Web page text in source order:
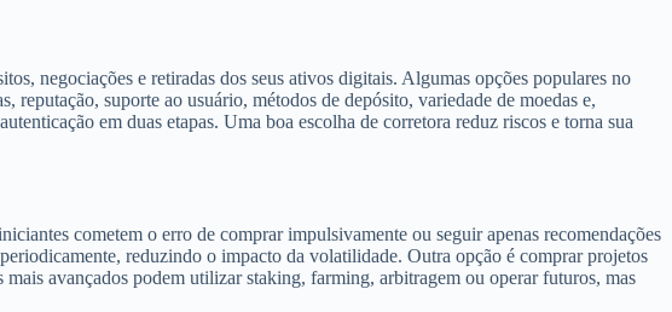
negociações e retiradas dos seus ativos digitais. Algumas opções populares no
suporte ao usuário, métodos de depósito, variedade de moedas e,
em duas etapas. Uma boa escolha de corretora reduz riscos e torna sua
cometem o erro de comprar impulsivamente ou seguir apenas recomendações
reduzindo o impacto da volatilidade. Outra opção é comprar projetos
avançados podem utilizar staking, farming, arbitragem ou operar futuros, mas